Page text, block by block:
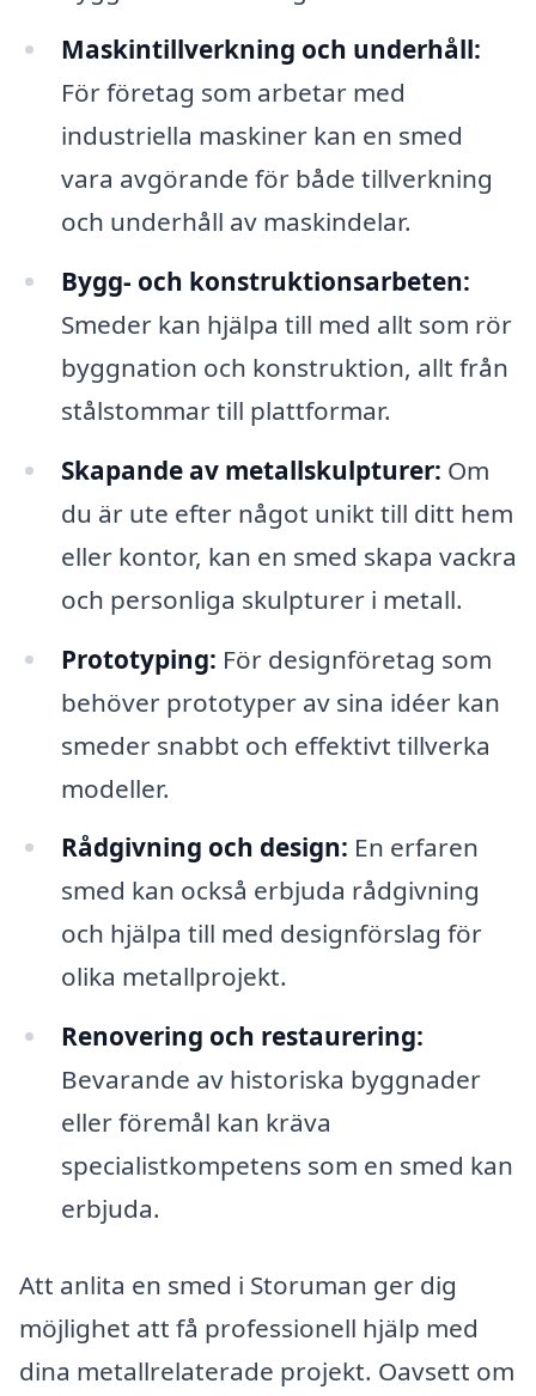
Maskintillverkning och underhåll:
För företag som arbetar med
industriella maskiner kan en smed
vara avgörande för både tillverkning
och underhåll av maskindelar.
Bygg- och konstruktionsarbeten:
Smeder kan hjälpa till med allt som rör
byggnation och konstruktion, allt från
stålstommar till plattformar.
Skapande av metallskulpturer: Om
du är ute efter något unikt till ditt hem
eller kontor, kan en smed skapa vackra
och personliga skulpturer i metall.
Prototyping: För designföretag som
behöver prototyper av sina idéer kan
smeder snabbt och effektivt tillverka
modeller.
Rådgivning och design: En erfaren
smed kan också erbjuda rådgivning
och hjälpa till med designförslag för
olika metallprojekt.
Renovering och restaurering:
Bevarande av historiska byggnader
eller föremål kan kräva
specialistkompetens som en smed kan
erbjuda.
Att anlita en smed i Storuman ger dig
möjlighet att få professionell hjälp med
dina metallrelaterade projekt. Oavsett om